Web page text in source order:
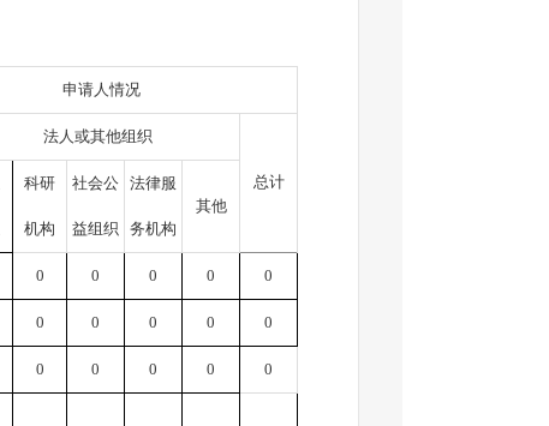
申请人情况
法人或其他组织
总计
科研
机构
社会公
益组织
法律服
务机构
其他
0 0 0 0 0
0 0 0 0 0
0 0 0 0 0